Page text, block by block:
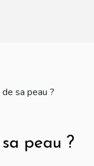
sa peau ?
peau ?